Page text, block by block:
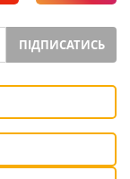
ПІДПИСАТИСЬ